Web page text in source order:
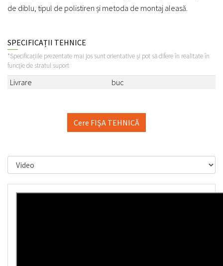
de diblu, tipul de polistiren și metoda de montaj aleasă.
SPECIFICAȚII TEHNICE
*Specificațiile prezentate mai jos sunt orientative și pot să difere în realitate în
funcție de stratul suport
Livrare buc
Cere FIŞA TEHNICĂ